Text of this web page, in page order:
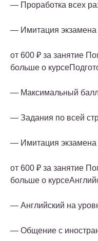
— Проработка всех
— Имитация экзамена
от 600 ₽ за занятие
больше о
— Максимальный балл
— Задания по всей
— Имитация экзамена
от 600 ₽ за занятие
больше о
— Английский на
— Общение с